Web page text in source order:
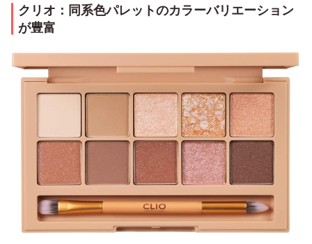
クリオ：同系色パレットのカラーバリエーション
が豊富